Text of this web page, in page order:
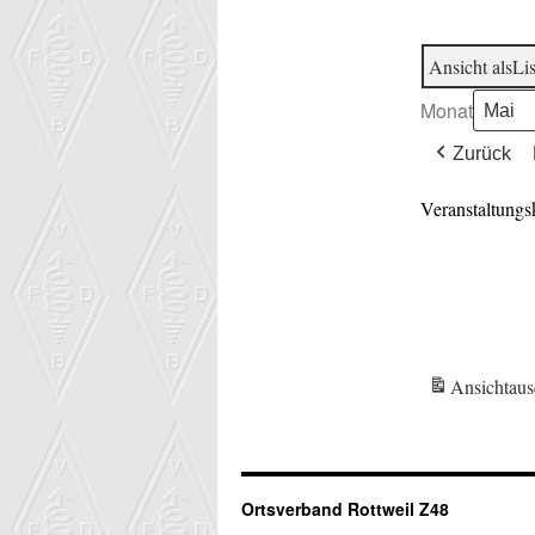
Ansicht als
Monat
Zurück
Ansicht
Ortsverband Rottweil Z48